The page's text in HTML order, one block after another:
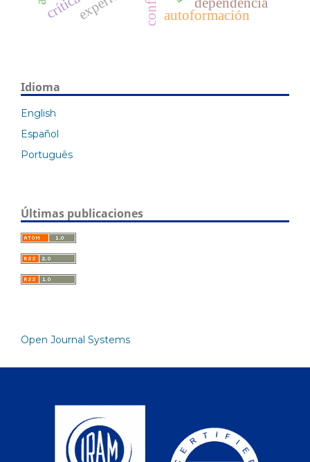
autoformación
Idioma
English
Español
Português
Últimas publicaciones
Open Journal Systems